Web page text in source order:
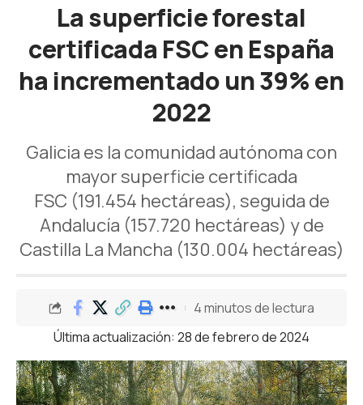
La superficie forestal
certificada FSC en España
ha incrementado un 39% en
2022
Galicia es la comunidad autónoma con
mayor superficie certificada
FSC (191.454 hectáreas), seguida de
Andalucía (157.720 hectáreas) y de
Castilla La Mancha (130.004 hectáreas)
Última actualización: 28 de febrero de 2024
4 minutos de lectura